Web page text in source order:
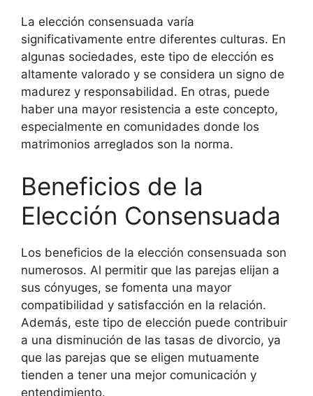
La elección consensuada varía
significativamente entre diferentes culturas. En
algunas sociedades, este tipo de elección es
altamente valorado y se considera un signo de
madurez y responsabilidad. En otras, puede
haber una mayor resistencia a este concepto,
especialmente en comunidades donde los
matrimonios arreglados son la norma.
Beneficios de la
Elección Consensuada
Los beneficios de la elección consensuada son
numerosos. Al permitir que las parejas elijan a
sus cónyuges, se fomenta una mayor
compatibilidad y satisfacción en la relación.
Además, este tipo de elección puede contribuir
a una disminución de las tasas de divorcio, ya
que las parejas que se eligen mutuamente
tienden a tener una mejor comunicación y
entendimiento.